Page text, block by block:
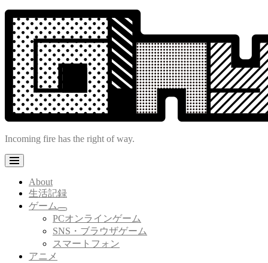
コ
ン
テ
ン
ツ
へ
ス
キ
ッ
Incoming fire has the right of way.
About
生活記録
ゲーム
サ
ブ
メ
ニ
PCオンラインゲーム
SNS・ブラウザゲーム
スマートフォン
アニメ